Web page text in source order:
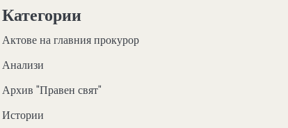
Категории
Актове на главния прокурор
Анализи
Архив "Правен свят"
Истории